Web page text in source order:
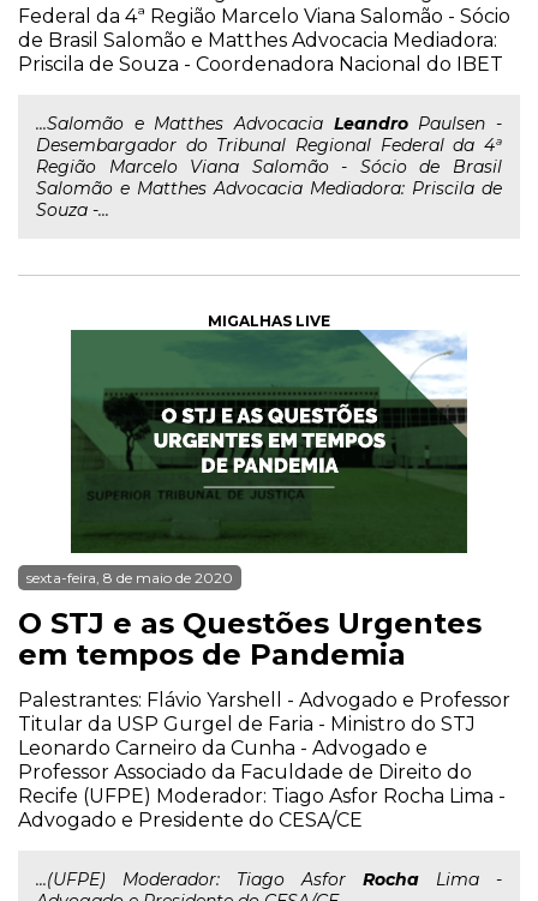
Federal da 4ª Região Marcelo Viana Salomão - Sócio
de Brasil Salomão e Matthes Advocacia Mediadora:
Priscila de Souza - Coordenadora Nacional do IBET
...Salomão e Matthes Advocacia LeandroPaulsen -
Desembargador do Tribunal Regional Federal da 4ª
Região Marcelo Viana Salomão - Sócio de Brasil
Salomão e Matthes Advocacia Mediadora: Priscila de
Souza -...
MIGALHAS LIVE
sexta-feira, 8 de maio de 2020
O STJ e as Questões Urgentes
em tempos de Pandemia
Palestrantes: Flávio Yarshell - Advogado e Professor
Titular da USP Gurgel de Faria - Ministro do STJ
Leonardo Carneiro da Cunha - Advogado e
Professor Associado da Faculdade de Direito do
Recife (UFPE) Moderador: Tiago Asfor Rocha Lima -
Advogado e Presidente do CESA/CE
...(UFPE) Moderador: Tiago Asfor Rocha Lima -